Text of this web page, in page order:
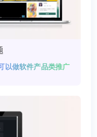
以做软件产品类推广